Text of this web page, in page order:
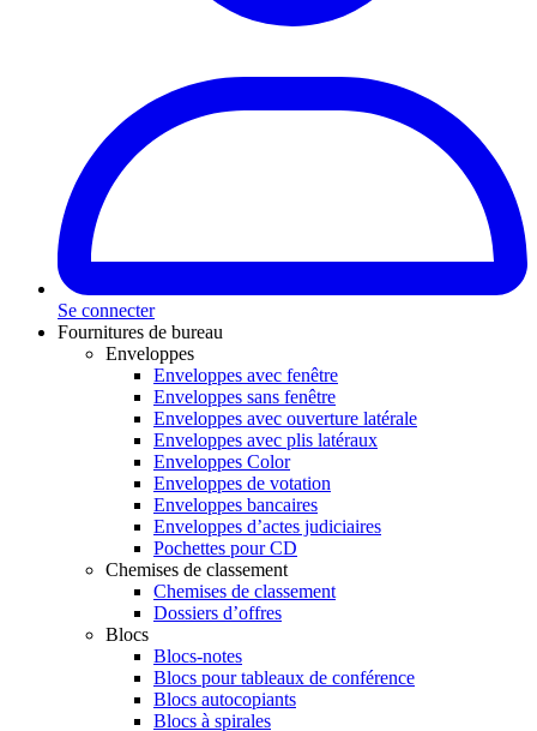
Se connecter
Fournitures de bureau
Enveloppes
Enveloppes avec fenêtre
Enveloppes sans fenêtre
Enveloppes avec ouverture latérale
Enveloppes avec plis latéraux
Enveloppes Color
Enveloppes de votation
Enveloppes bancaires
Enveloppes d’actes judiciaires
Pochettes pour CD
Chemises de classement
Chemises de classement
Dossiers d’offres
Blocs
Blocs-notes
Blocs pour tableaux de conférence
Blocs autocopiants
Blocs à spirales